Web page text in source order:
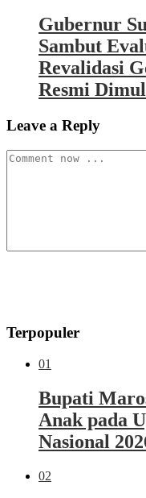
Gubernur
Sambut
Revalidasi
Resmi
Leave a Reply
Terpopuler
01
Bupati
Anak pada
Nasional
02